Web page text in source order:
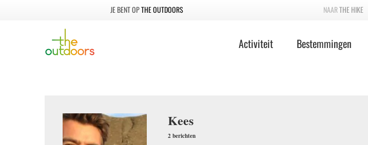
THE OUTDOORS THE HIKE
Activiteit Bestemmingen
Kees
2 berichten